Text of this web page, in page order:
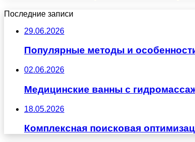
Последние записи
29.06.2026
Популярные методы и
02.06.2026
Медицинские ванны с
18.05.2026
Комплексная поисковая